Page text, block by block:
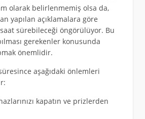
olarak belirlenmemiş olsa da,
yapılan açıklamalara göre
sürebileceği öngörülüyor. Bu
gerekenler konusunda
önemlidir.
aşağıdaki önlemleri
kapatın ve prizlerden